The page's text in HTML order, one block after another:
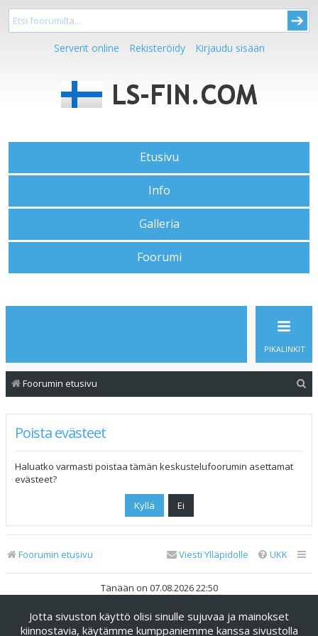
Serverit online Rekisteröidy Kirjaudu sisään
Etusivu
Info
Galleria
Foorumi
PIKALINKIT
Foorumin etusivu
Poista evästeet
Haluatko varmasti poistaa tämän keskustelufoorumin asettamat
evästeet?
Foorumin etusivu UKK
Viesti Ylläpidolle
Tänään on 07.08.2026 22:50
Keskustelufoorumin ohjelmistophpBB® Forum Software ©
phpBB Limited
Jotta sivuston käyttö olisi sinulle sujuvaa ja mainokset
kiinnostavia, käytämme kumppaniemme kanssa sivustolla